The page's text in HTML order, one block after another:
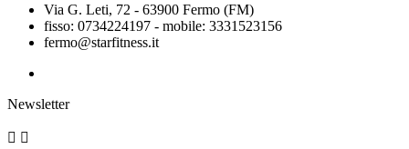
Via G. Leti, 72 - 63900 Fermo (FM)
fisso: 0734224197 - mobile: 3331523156
fermo@starfitness.it
Newsletter
 